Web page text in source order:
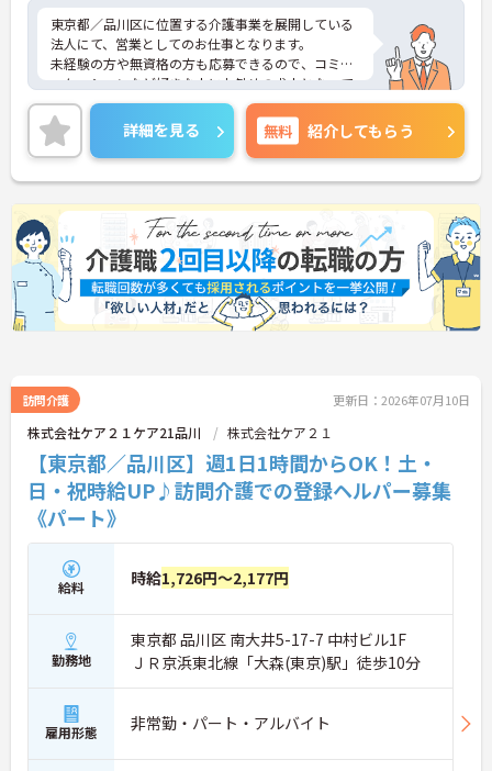
東京都／品川区に位置する介護事業を展開している
法人にて、営業としてのお仕事となります。
未経験の方や無資格の方も応募できるので、コミュ
ニケーションなど好きな人にお勧めの求人となって
おります◎月給35万円～なので、ご自身の頑張り次
第でお給料アップできます！
ご興味ある方は面接ポイントをお伝えしますので、
お気軽にお問い合わせください♪
詳細を見る 無料 紹介してもらう
訪問介護 更新日：2026年07月10日
株式会社ケア２１ケア21品川 株式会社ケア２１
【東京都／品川区】週1日1時間からOK！土・
日・祝時給UP♪訪問介護での登録ヘルパー募集
《パート》
給料 時給1,726円～2,177円
勤務地
東京都 品川区 南大井5-17-7 中村ビル1F
ＪＲ京浜東北線「大森(東京)駅」徒歩10分
雇用形態 非常勤・パート・アルバイト